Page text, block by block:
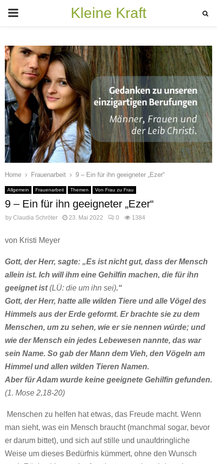
PRIMARY
Kleine Kraft
Home Frauenarbeit 9 – Ein für ihn geeigneter „Ezer“
Allgemein Frauenarbeit Themen Von Frau zu Frau
9 – Ein für ihn geeigneter „Ezer“
by Claudia Schröter 23. Mai 2022 0 1384
von Kristi Meyer
Gott, der Herr, sagte: „Es ist nicht gut, dass der Mensch
allein ist. Ich will ihm eine Gehilfin machen, die für ihn
geeignet ist(LÜ: die um ihn sei).“
Gott, der Herr, hatte alle wilden Tiere und alle Vögel des
Himmels aus der Erde geformt. Er brachte sie zu dem
Menschen, um zu sehen, wie er sie nennen würde; und
wie der Mensch ein jedes Lebewesen nannte, das war
sein Name. So gab der Mann dem Vieh, den Vögeln am
Himmel und allen wilden Tieren Namen.
Aber für Adam wurde keine geeignete Gehilfin gefunden.
(1. Mose 2,18-20)
Menschen zu helfen hat etwas, das Freude macht. Wenn
man sieht, was ein Mensch braucht (manchmal sogar, bevor
er darum bittet), und sich auf stille und unaufdringliche
Weise um dieses Bedürfnis kümmert, ohne den Wunsch